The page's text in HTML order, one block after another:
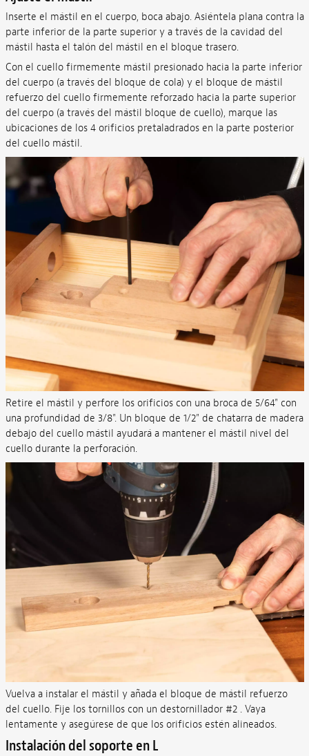
Inserte el mástil en el cuerpo, boca abajo. Asiéntela plana contra la
parte inferior de la parte superior y a través de la cavidad del
mástil hasta el talón del mástil en el bloque trasero.
Con el cuello firmemente mástil presionado hacia la parte inferior
del cuerpo (a través del bloque de cola) y el bloque de mástil
refuerzo del cuello firmemente reforzado hacia la parte superior
del cuerpo (a través del mástil bloque de cuello), marque las
ubicaciones de los 4 orificios pretaladrados en la parte posterior
del cuello mástil.
Retire el mástil y perfore los orificios con una broca de 5/64" con
una profundidad de 3/8". Un bloque de 1/2" de chatarra de madera
debajo del cuello mástil ayudará a mantener el mástil nivel del
cuello durante la perforación.
Vuelva a instalar el mástil y añada el bloque de mástil refuerzo
del cuello. Fije los tornillos con un destornillador #2 . Vaya
lentamente y asegúrese de que los orificios estén alineados.
Instalación del soporte en L